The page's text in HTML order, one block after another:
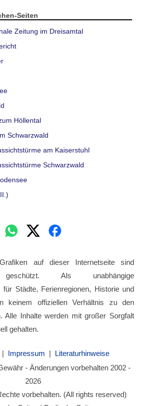
Seiten
Zeitung im Dreisamtal
Höllental
Schwarzwald
am Kaiserstuhl
Schwarzwald
auf dieser Internetseite sind
geschützt. Als unabhängige
für Städte, Ferienregionen, Historie und
keinem offiziellen Verhältnis zu den
Alle Inhalte werden mit großer Sorgfalt
gehalten.
| Impressum | Literaturhinweise
- Änderungen vorbehalten 2002 -
2026
vorbehalten. (All rights reserved)